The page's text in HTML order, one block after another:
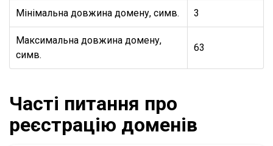
Мінімальна довжина домену, симв. 3
Максимальна довжина домену,
симв.
63
Часті питання про
реєстрацію доменів